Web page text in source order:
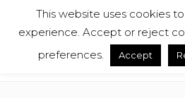
This website uses cookies
experience. Accept or reject
preferences.
Accept